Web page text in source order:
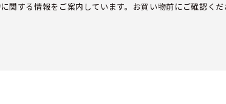
関する情報をご案内しています。お買い物前にご確認くだ